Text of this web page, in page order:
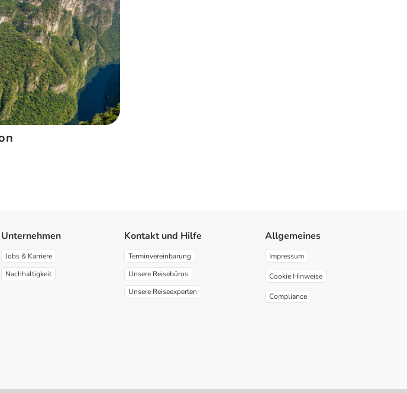
Unternehmen
Jobs & Karriere
Nachhaltigkeit
Kontakt und Hilfe
Terminvereinbarung
Unsere Reisebüros
Unsere Reiseexperten
Allgemeines
Impressum
Cookie Hinweise
Compliance